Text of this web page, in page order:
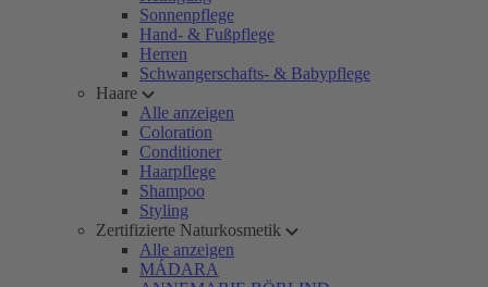
Sonnenpflege
Hand- & Fußpflege
Herren
Schwangerschafts- & Babypflege
Haare
Alle anzeigen
Coloration
Conditioner
Haarpflege
Shampoo
Styling
Zertifizierte Naturkosmetik
Alle anzeigen
MÁDARA